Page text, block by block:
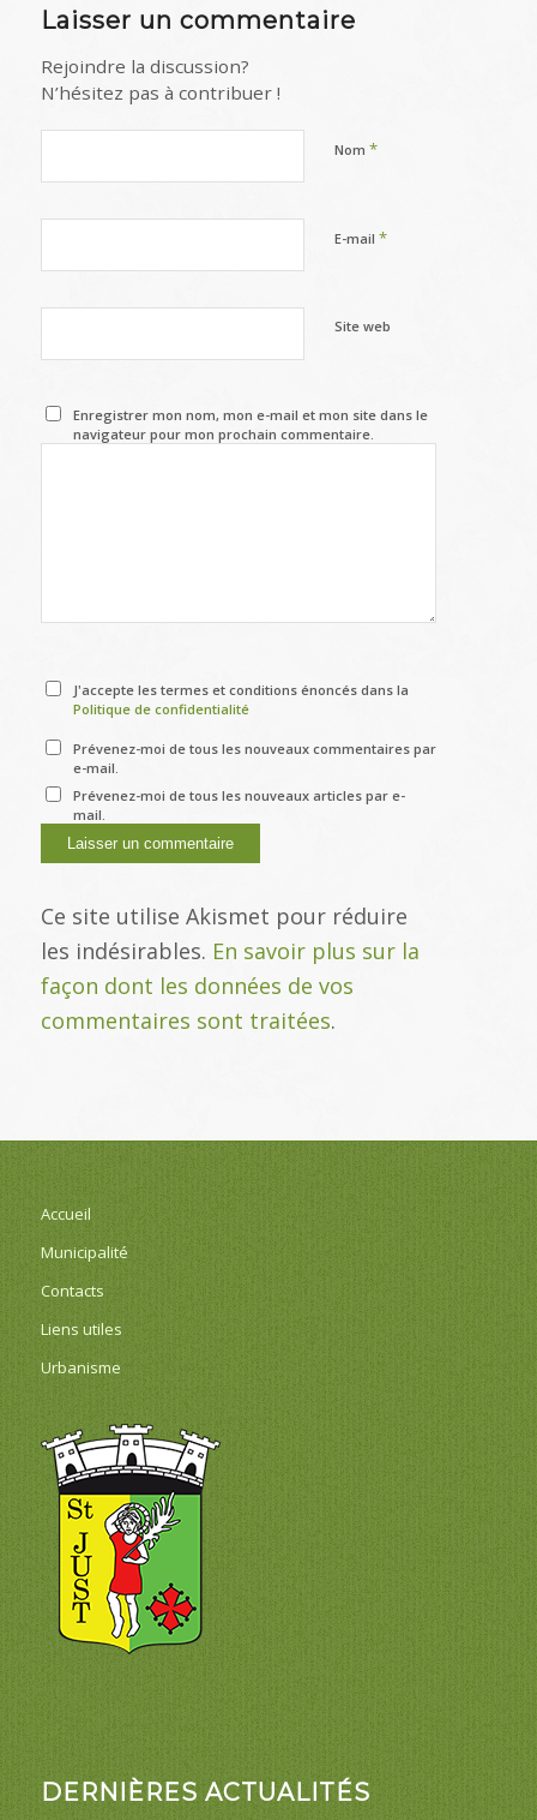
Laisser un commentaire
Rejoindre la discussion?
N’hésitez pas à contribuer !
Nom *
E-mail *
Site web
Enregistrer mon nom, mon e-mail et mon site dans le
navigateur pour mon prochain commentaire.
J'accepte les termes et conditions énoncés dans la
Politique de confidentialité
Prévenez-moi de tous les nouveaux commentaires par
e-mail.
Prévenez-moi de tous les nouveaux articles par e-
mail.
Ce site utilise Akismet pour réduire
les indésirables. En savoir plus sur la
façon dont les données de vos
commentaires sont traitées.
Accueil
Municipalité
Contacts
Liens utiles
Urbanisme
DERNIÈRES ACTUALITÉS